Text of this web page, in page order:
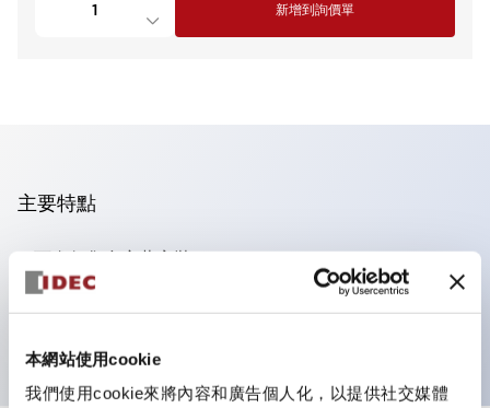
本網站使用cookie
我們使用cookie來將內容和廣告個人化，以提供社交媒體
新增到詢價單
主要特點
可進行集合密著安裝
附鎖選擇開關採用高安全性的彈子鎖結構